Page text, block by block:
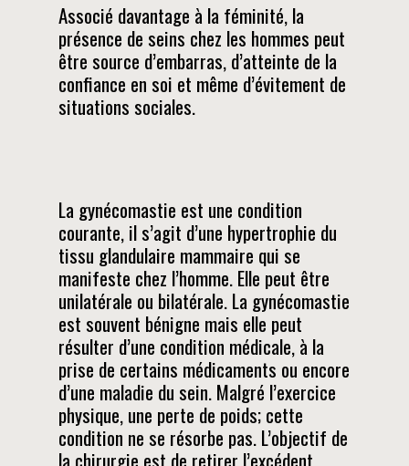
Associé davantage à la féminité, la
présence de seins chez les hommes peut
être source d’embarras, d’atteinte de la
confiance en soi et même d’évitement de
situations sociales.
La gynécomastie est une condition
courante, il s’agit d’une hypertrophie du
tissu glandulaire mammaire qui se
manifeste chez l’homme. Elle peut être
unilatérale ou bilatérale. La gynécomastie
est souvent bénigne mais elle peut
résulter d’une condition médicale, à la
prise de certains médicaments ou encore
d’une maladie du sein. Malgré l’exercice
physique, une perte de poids; cette
condition ne se résorbe pas. L’objectif de
la chirurgie est de retirer l’excédent